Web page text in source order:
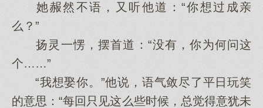
她赧然不语，又听他道：“你想过成亲
么？”
扬灵一愣，摆首道：“没有，你为何问这
个……”
“我想娶你。”他说，语气敛尽了平日玩笑
的意思：“每回只见这么些时候，总觉得意犹未